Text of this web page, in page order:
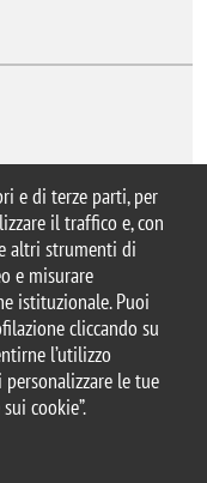
e di terze parti, per
il traffico e, con
altri strumenti di
e misurare
istituzionale. Puoi
cliccando su
l’utilizzo
le tue
cookie”.
di Milano-Bicocca
1 - 20126, Milano